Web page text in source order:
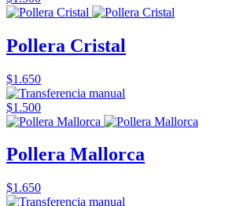
Pollera Cristal
$1.650
$1.500
Pollera Mallorca
$1.650